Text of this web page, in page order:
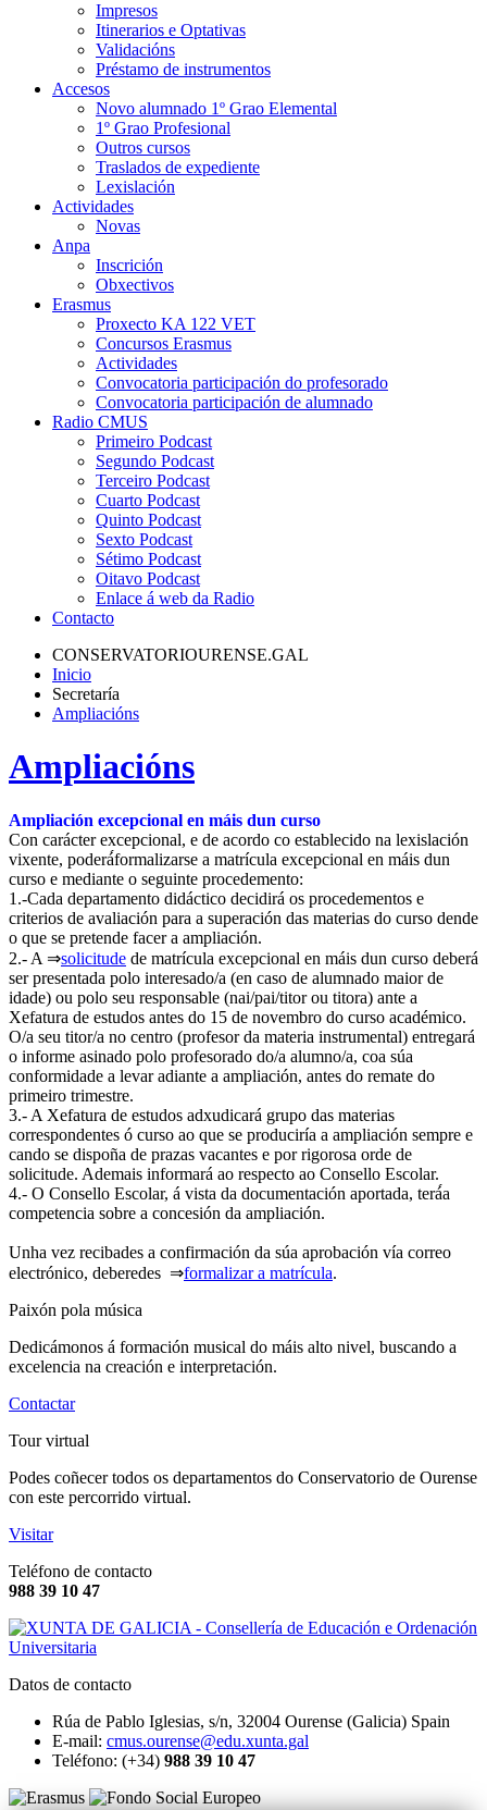
Impresos
Itinerarios e Optativas
Validacións
Préstamo de instrumentos
Accesos
Novo alumnado 1º Grao Elemental
1º Grao Profesional
Outros cursos
Traslados de expediente
Lexislación
Actividades
Novas
Anpa
Inscrición
Obxectivos
Erasmus
Proxecto KA 122 VET
Concursos Erasmus
Actividades
Convocatoria participación do profesorado
Convocatoria participación de alumnado
Radio CMUS
Primeiro Podcast
Segundo Podcast
Terceiro Podcast
Cuarto Podcast
Quinto Podcast
Sexto Podcast
Sétimo Podcast
Oitavo Podcast
Enlace á web da Radio
Contacto
CONSERVATORIOURENSE.GAL
Inicio
Secretaría
Ampliacións
Ampliacións
Ampliación excepcional en máis dun curso
Con carácter excepcional, e de acordo co establecido na lexislación
vixente, poderá́formalizarse a matrícula excepcional en máis dun
curso e mediante o seguinte procedemento:
1.-Cada departamento didáctico decidirá os procedementos e
criterios de avaliación para a superación das materias do curso dende
o que se pretende facer a ampliación.
2.- A ⇒solicitude de matrícula excepcional en máis dun curso deberá
ser presentada polo interesado/a (en caso de alumnado maior de
idade) ou polo seu responsable (nai/pai/titor ou titora) ante a
Xefatura de estudos antes do 15 de novembro do curso académico.
O/a seu titor/a no centro (profesor da materia instrumental) entregará
o informe asinado polo profesorado do/a alumno/a, coa súa
conformidade a levar adiante a ampliación, antes do remate do
primeiro trimestre.
3.- A Xefatura de estudos adxudicará grupo das materias
correspondentes ó curso ao que se produciría a ampliación sempre e
cando se dispoña de prazas vacantes e por rigorosa orde de
solicitude. Ademais informará ao respecto ao Consello Escolar.
4.- O Consello Escolar, á vista da documentación aportada, terá́a
competencia sobre a concesión da ampliación.
Unha vez recibades a confirmación da súa aprobación vía correo
electrónico, deberedes ⇒formalizar a matrícula.
Paixón pola música
Dedicámonos á formación musical do máis alto nivel, buscando a
excelencia na creación e interpretación.
Contactar
Tour virtual
Podes coñecer todos os departamentos do Conservatorio de Ourense
con este percorrido virtual.
Visitar
Teléfono de contacto
988 39 10 47
Datos de contacto
Rúa de Pablo Iglesias, s/n, 32004 Ourense (Galicia) Spain
E-mail: cmus.ourense@edu.xunta.gal
Teléfono: (+34) 988 39 10 47